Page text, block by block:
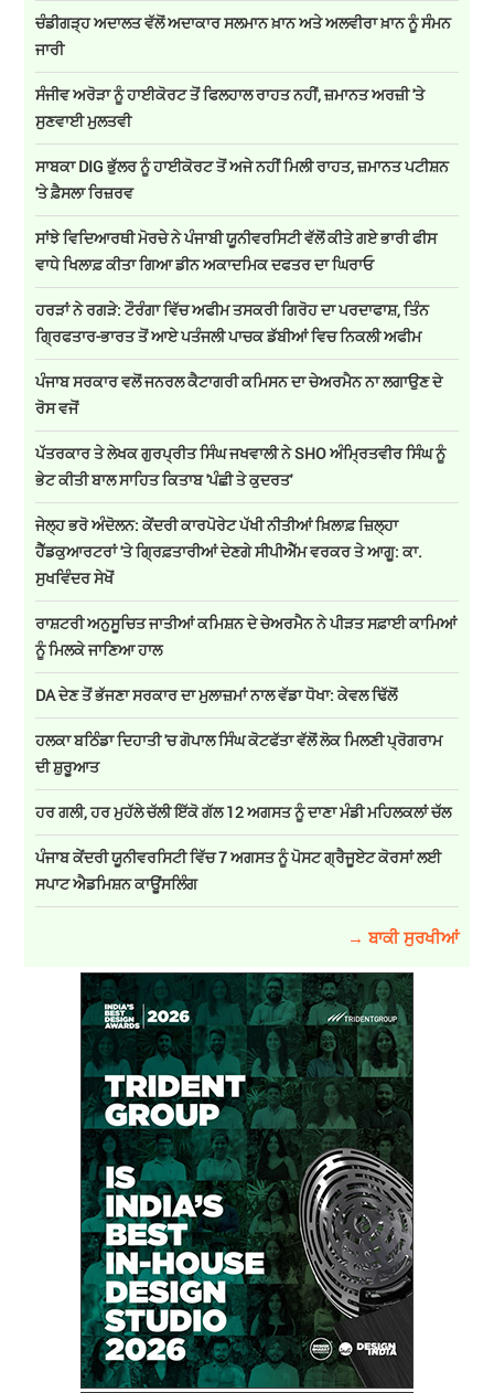
ਚੰਡੀਗੜ੍ਹ ਅਦਾਲਤ ਵੱਲੋਂ ਅਦਾਕਾਰ ਸਲਮਾਨ ਖ਼ਾਨ ਅਤੇ ਅਲਵੀਰਾ ਖ਼ਾਨ ਨੂੰ ਸੰਮਨ
ਜਾਰੀ
ਸੰਜੀਵ ਅਰੋੜਾ ਨੂੰ ਹਾਈਕੋਰਟ ਤੋਂ ਫਿਲਹਾਲ ਰਾਹਤ ਨਹੀਂ, ਜ਼ਮਾਨਤ ਅਰਜ਼ੀ 'ਤੇ
ਸੁਣਵਾਈ ਮੁਲਤਵੀ
ਸਾਬਕਾ DIG ਭੁੱਲਰ ਨੂੰ ਹਾਈਕੋਰਟ ਤੋਂ ਅਜੇ ਨਹੀਂ ਮਿਲੀ ਰਾਹਤ, ਜ਼ਮਾਨਤ ਪਟੀਸ਼ਨ
'ਤੇ ਫ਼ੈਸਲਾ ਰਿਜ਼ਰਵ
ਸਾਂਝੇ ਵਿਦਿਆਰਥੀ ਮੋਰਚੇ ਨੇ ਪੰਜਾਬੀ ਯੂਨੀਵਰਸਿਟੀ ਵੱਲੋਂ ਕੀਤੇ ਗਏ ਭਾਰੀ ਫੀਸ
ਵਾਧੇ ਖਿਲਾਫ਼ ਕੀਤਾ ਗਿਆ ਡੀਨ ਅਕਾਦਮਿਕ ਦਫਤਰ ਦਾ ਘਿਰਾਓ
ਹਰੜਾਂ ਨੇ ਰਗੜੇ: ਟੌਰੰਗਾ ਵਿੱਚ ਅਫੀਮ ਤਸਕਰੀ ਗਿਰੋਹ ਦਾ ਪਰਦਾਫਾਸ਼, ਤਿੰਨ
ਗ੍ਰਿਫਤਾਰ-ਭਾਰਤ ਤੋਂ ਆਏ ਪਤੰਜਲੀ ਪਾਚਕ ਡੱਬੀਆਂ ਵਿਚ ਨਿਕਲੀ ਅਫੀਮ
ਪੰਜਾਬ ਸਰਕਾਰ ਵਲੋਂ ਜਨਰਲ ਕੈਟਾਗਰੀ ਕਮਿਸਨ ਦਾ ਚੇਅਰਮੈਨ ਨਾ ਲਗਾਉਣ ਦੇ
ਰੋਸ ਵਜੋਂ
ਪੱਤਰਕਾਰ ਤੇ ਲੇਖਕ ਗੁਰਪ੍ਰੀਤ ਸਿੰਘ ਜਖਵਾਲੀ ਨੇ SHO ਅੰਮ੍ਰਿਤਵੀਰ ਸਿੰਘ ਨੂੰ
ਭੇਟ ਕੀਤੀ ਬਾਲ ਸਾਹਿਤ ਕਿਤਾਬ 'ਪੰਛੀ ਤੇ ਕੁਦਰਤ'
ਜੇਲ੍ਹ ਭਰੋ ਅੰਦੋਲਨ: ਕੇਂਦਰੀ ਕਾਰਪੋਰੇਟ ਪੱਖੀ ਨੀਤੀਆਂ ਖ਼ਿਲਾਫ਼ ਜ਼ਿਲ੍ਹਾ
ਹੈੱਡਕੁਆਰਟਰਾਂ 'ਤੇ ਗ੍ਰਿਫ਼ਤਾਰੀਆਂ ਦੇਣਗੇ ਸੀਪੀਐੱਮ ਵਰਕਰ ਤੇ ਆਗੂ: ਕਾ.
ਸੁਖਵਿੰਦਰ ਸੇਖੋਂ
ਰਾਸ਼ਟਰੀ ਅਨੁਸੂਚਿਤ ਜਾਤੀਆਂ ਕਮਿਸ਼ਨ ਦੇ ਚੇਅਰਮੈਨ ਨੇ ਪੀੜਤ ਸਫ਼ਾਈ ਕਾਮਿਆਂ
ਨੂੰ ਮਿਲਕੇ ਜਾਣਿਆ ਹਾਲ
DA ਦੇਣ‌ ਤੋਂ ਭੱਜਣਾ ਸਰਕਾਰ ਦਾ ਮੁਲਾਜ਼ਮਾਂ ਨਾਲ ਵੱਡਾ ਧੋਖਾ: ਕੇਵਲ ਢਿੱਲੋਂ
ਹਲਕਾ ਬਠਿੰਡਾ ਦਿਹਾਤੀ 'ਚ ਗੋਪਾਲ ਸਿੰਘ ਕੋਟਫੱਤਾ ਵੱਲੋਂ ਲੋਕ ਮਿਲਣੀ ਪ੍ਰੋਗਰਾਮ
ਦੀ ਸ਼ੁਰੂਆਤ
ਹਰ ਗਲੀ, ਹਰ ਮੁਹੱਲੇ ਚੱਲੀ ਇੱਕੋ ਗੱਲ 12 ਅਗਸਤ ਨੂੰ ਦਾਣਾ ਮੰਡੀ ਮਹਿਲਕਲਾਂ ਚੱਲ
ਪੰਜਾਬ ਕੇਂਦਰੀ ਯੂਨੀਵਰਸਿਟੀ ਵਿੱਚ 7 ਅਗਸਤ ਨੂੰ ਪੋਸਟ ਗ੍ਰੈਜੂਏਟ ਕੋਰਸਾਂ ਲਈ
ਸਪਾਟ ਐਡਮਿਸ਼ਨ ਕਾਊਂਸਲਿੰਗ
→ ਬਾਕੀ ਸੁਰਖੀਆਂ